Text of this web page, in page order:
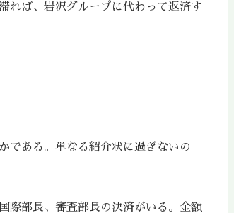
れば、岩沢グループに代わって返済す
である。単なる紹介状に過ぎないの
際部長、審査部長の決済がいる。金額